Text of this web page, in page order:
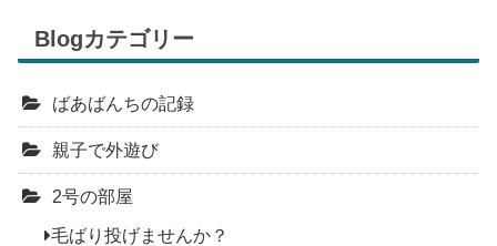
Blogカテゴリー
ばあばんちの記録
親子で外遊び
2号の部屋
毛ばり投げませんか？